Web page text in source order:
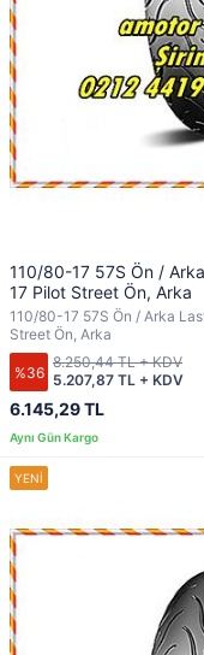
110/80-17 57S Ön /
17 Pilot Street Ön, Arka
110/80-17 57S Ön / Arka
Street Ön, Arka
%36
6.145,29 TL
5.207,87 TL + KDV
8.250,44 TL + KDV